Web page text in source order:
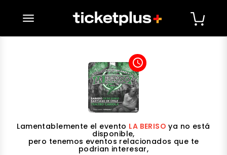
desplegar navegación
access_time
Lamentablemente el evento LA BERISO ya no está
disponible,
pero tenemos eventos relacionados que te
podrian interesar,